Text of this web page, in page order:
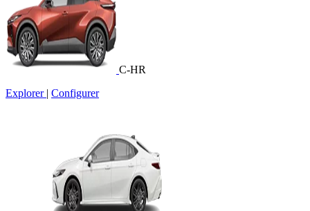
C-HR
Explorer | Configurer